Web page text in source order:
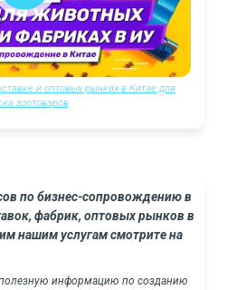
и оптовых рынках в Китае для
зоотоваров
по бизнес-сопровождению в
фабрик, оптовых рынков в
нашим услугам смотрите на
информацию по созданию